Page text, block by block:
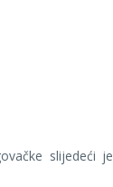
slijedeći je